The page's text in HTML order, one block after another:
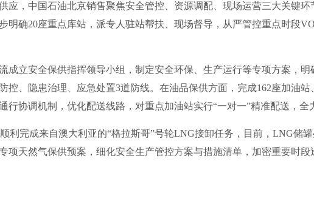
，中国石油北京销售聚焦安全管控、资源调配、现场运营三大关键环
明确20座重点库站，派专人驻站帮扶、现场督导，从严管控重点时段
立安全保供指挥领导小组，制定安全环保、生产运行等专项方案，明
控、隐患治理、应急处置3道防线。在油品保供方面，完成162座加油
行协调机制，优化配送线路，对重点加油站实行“一对一”精准配送，全
完成来自澳大利亚的“格拉斯哥”号轮LNG接卸任务，目前，LNG储罐
项天然气保供预案，细化安全生产管控方案与措施清单，加密重要时